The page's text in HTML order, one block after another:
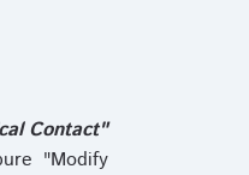
Contact"
"Modify